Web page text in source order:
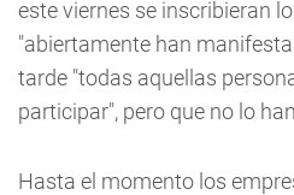
este viernes se inscribieran
"abiertamente han
tarde "todas aquellas
participar", pero que no lo
Hasta el momento los